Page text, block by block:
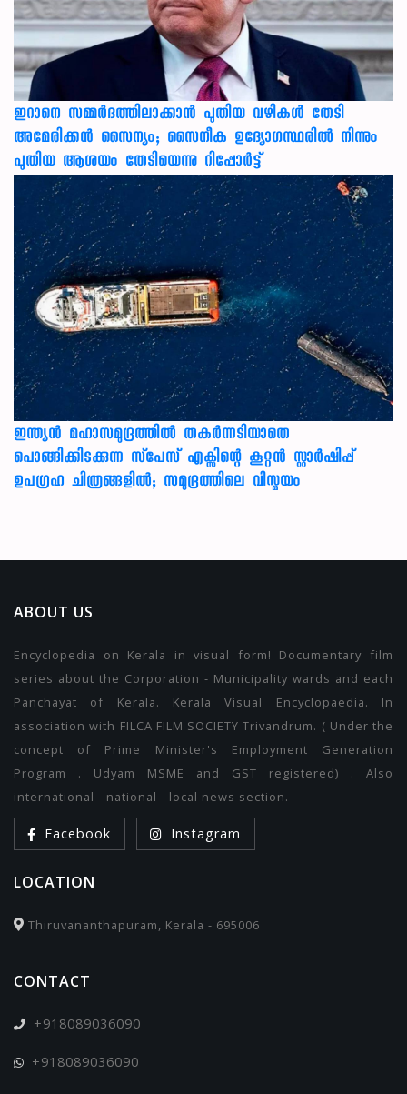
ഇറാനെ സമ്മര്‍ദത്തിലാക്കാന്‍ പുതിയ വഴികള്‍ തേടി
അമേരിക്കന്‍ സൈന്യം; സൈനീക ഉദ്യോഗസ്ഥരില്‍ നിന്നും
പുതിയ ആശയം തേടിയെന്നു റിപ്പോര്‍ട്ട്
ഇന്ത്യൻ മഹാസമുദ്രത്തിൽ തകർന്നടിയാതെ
പൊങ്ങിക്കിടക്കുന്ന സ്‌പേസ് എക്സിന്റെ കൂറ്റൻ സ്റ്റാർഷിപ്പ്
ഉപഗ്രഹ ചിത്രങ്ങളിൽ; സമുദ്രത്തിലെ വിസ്മയം
ABOUT US
Encyclopedia on Kerala in visual form! Documentary film
series about the Corporation - Municipality wards and each
Panchayat of Kerala. Kerala Visual Encyclopaedia. In
association with FILCA FILM SOCIETY Trivandrum. ( Under the
concept of Prime Minister's Employment Generation
Program . Udyam MSME and GST registered) . Also
international - national - local news section.
Facebook Instagram
LOCATION
Thiruvananthapuram, Kerala - 695006
CONTACT
+918089036090
+918089036090